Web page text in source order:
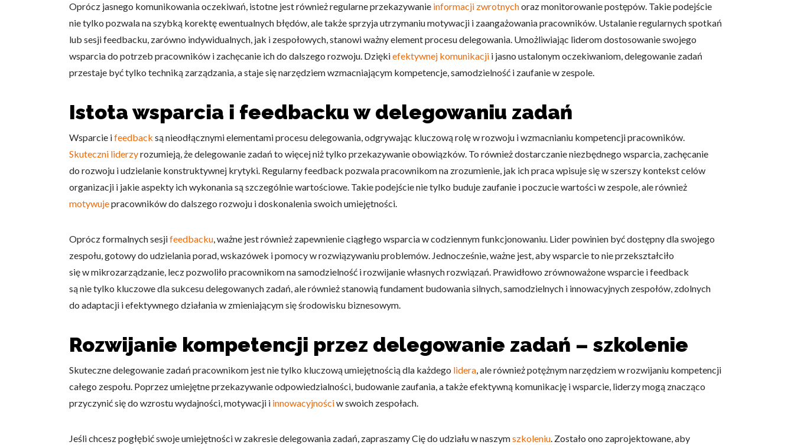
Oprócz jasnego komunikowania oczekiwań, istotne jest również regularne przekazywanie informacji zwrotnychoraz monitorowanie postępów. Takie podejście
nie tylko pozwala na szybką korektę ewentualnych błędów, ale także sprzyja utrzymaniu motywacji i zaangażowania pracowników. Ustalanie regularnych spotkań
lub sesji feedbacku, zarówno indywidualnych, jak i zespołowych, stanowi ważny element procesu delegowania. Umożliwiając liderom dostosowanie swojego
wsparcia do potrzeb pracowników i zachęcanie ich do dalszego rozwoju. Dziękiefektywnej komunikacji i jasno ustalonym oczekiwaniom, delegowanie zadań
przestaje być tylko techniką zarządzania, a staje się narzędziem wzmacniającym kompetencje, samodzielność i zaufanie w zespole.
Istota wsparcia i feedbacku w delegowaniu zadań
Wsparcie ifeedback są nieodłącznymi elementami procesu delegowania, odgrywając kluczową rolę w rozwoju i wzmacnianiu kompetencji pracowników.
Skuteczni liderzyrozumieją, że delegowanie zadań to więcej niż tylko przekazywanie obowiązków. To również dostarczanie niezbędnego wsparcia, zachęcanie
do rozwoju i udzielanie konstruktywnej krytyki. Regularny feedback pozwala pracownikom na zrozumienie, jak ich praca wpisuje się w szerszy kontekst celów
organizacji i jakie aspekty ich wykonania są szczególnie wartościowe. Takie podejście nie tylko buduje zaufanie i poczucie wartości w zespole, ale również
motywujepracowników do dalszego rozwoju i doskonalenia swoich umiejętności.
Oprócz formalnych sesjifeedbacku, ważne jest również zapewnienie ciągłego wsparcia w codziennym funkcjonowaniu. Lider powinien być dostępny dla swojego
zespołu, gotowy do udzielania porad, wskazówek i pomocy w rozwiązywaniu problemów. Jednocześnie, ważne jest, aby wsparcie to nie przekształciło
się w mikrozarządzanie, lecz pozwoliło pracownikom na samodzielność i rozwijanie własnych rozwiązań. Prawidłowo zrównoważone wsparcie i feedback
są nie tylko kluczowe dla sukcesu delegowanych zadań, ale również stanowią fundament budowania silnych, samodzielnych i innowacyjnych zespołów, zdolnych
do adaptacji i efektywnego działania w zmieniającym się środowisku biznesowym.
Rozwijanie kompetencji przez delegowanie zadań – szkolenie
Skuteczne delegowanie zadań pracownikom jest nie tylko kluczową umiejętnością dla każdego lidera, ale również potężnym narzędziem w rozwijaniu kompetencji
całego zespołu. Poprzez umiejętne przekazywanie odpowiedzialności, budowanie zaufania, a także efektywną komunikację i wsparcie, liderzy mogą znacząco
przyczynić się do wzrostu wydajności, motywacji i innowacyjnościw swoich zespołach.
Jeśli chcesz pogłębić swoje umiejętności w zakresie delegowania zadań, zapraszamy Cię do udziału w naszymszkoleniu. Zostało ono zaprojektowane, aby